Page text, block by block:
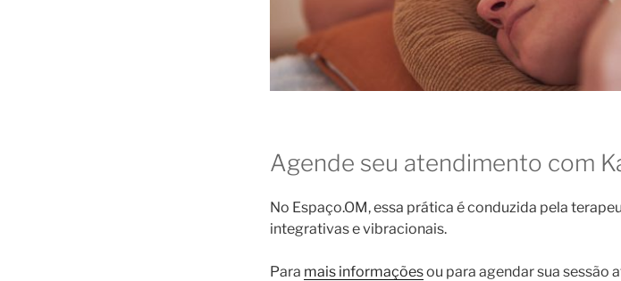
Agende seu atendimento com
No Espaço.OM, essa prática é conduzida pela
integrativas e vibracionais.
Para mais informaçõesou para agendar sua sessão